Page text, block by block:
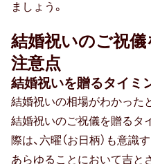
ましょう。
結婚祝いのご祝儀
注意点
結婚祝いを贈るタイミ
結婚祝いの相場がわかった
結婚祝いのご祝儀を贈るタ
際は、六曜（お日柄）も意識
あらゆることにおいて吉と